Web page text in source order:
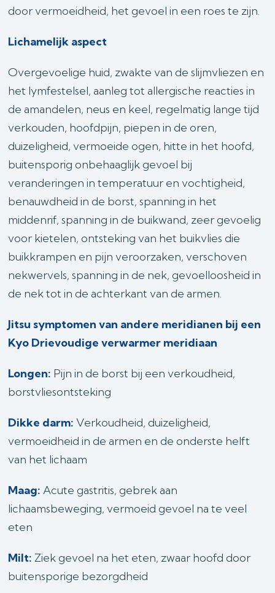
door vermoeidheid, het gevoel in een roes te zijn.
Lichamelijk aspect
Overgevoelige huid, zwakte van de slijmvliezen en
het lymfestelsel, aanleg tot allergische reacties in
de amandelen, neus en keel, regelmatig lange tijd
verkouden, hoofdpijn, piepen in de oren,
duizeligheid, vermoeide ogen, hitte in het hoofd,
buitensporig onbehaaglijk gevoel bij
veranderingen in temperatuur en vochtigheid,
benauwdheid in de borst, spanning in het
middenrif, spanning in de buikwand, zeer gevoelig
voor kietelen, ontsteking van het buikvlies die
buikkrampen en pijn veroorzaken, verschoven
nekwervels, spanning in de nek, gevoelloosheid in
de nek tot in de achterkant van de armen.
Jitsu symptomen van andere meridianen bij een
Kyo Drievoudige verwarmer meridiaan
Longen: Pijn in de borst bij een verkoudheid,
borstvliesontsteking
Dikke darm:Verkoudheid, duizeligheid,
vermoeidheid in de armen en de onderste helft
van het lichaam
Maag:Acute gastritis, gebrek aan
lichaamsbeweging, vermoeid gevoel na te veel
eten
Milt: Ziek gevoel na het eten, zwaar hoofd door
buitensporige bezorgdheid